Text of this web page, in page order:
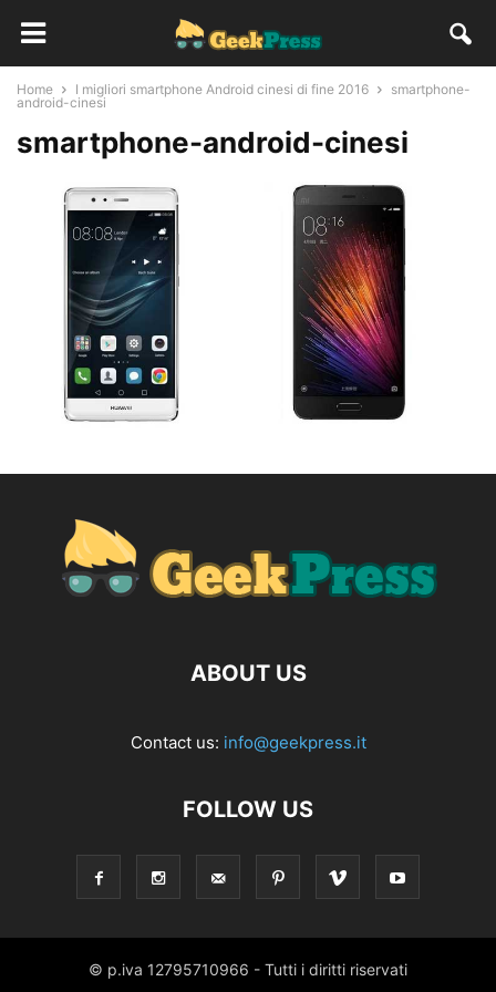
Home I migliori smartphone Android cinesi di fine 2016
smartphone-
android-cinesi
smartphone-android-cinesi
ABOUT US
Contact us: info@geekpress.it
FOLLOW US
© p.iva 12795710966 - Tutti i diritti riservati